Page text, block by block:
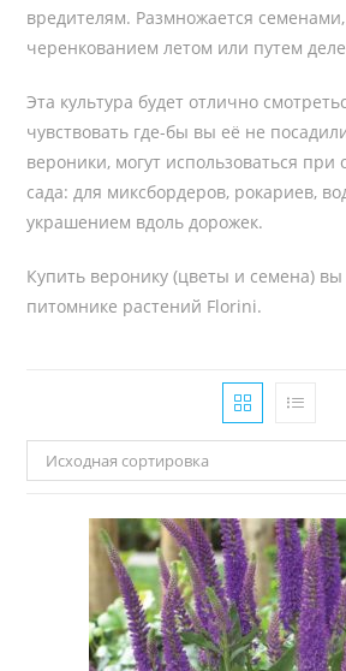
вредителям. Размножается
черенкованием летом или путем
Эта культура будет отлично
чувствовать где-бы вы её не
вероники, могут использоваться
сада: для миксбордеров, рокариев,
украшением вдоль дорожек.
Купить веронику (цветы и семена)
питомнике растений Florini.
Исходная сортировка